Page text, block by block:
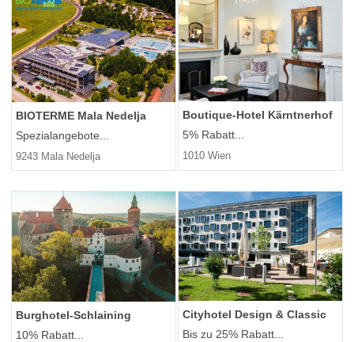
BIOTERME Mala Nedelja
Spezialangebote...
9243 Mala Nedelja
Boutique-Hotel Kärntnerhof
5% Rabatt...
1010 Wien
Burghotel-Schlaining
10% Rabatt...
Cityhotel Design & Classic
Bis zu 25% Rabatt...